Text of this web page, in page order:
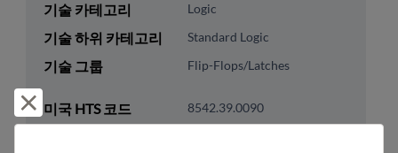
기술 카테고리 Logic
기술 하위 카테고리 Standard Logic
기술 그룹 Flip-Flops/Latches
미국 HTS 코드 8542.39.0090
거부 및 닫기